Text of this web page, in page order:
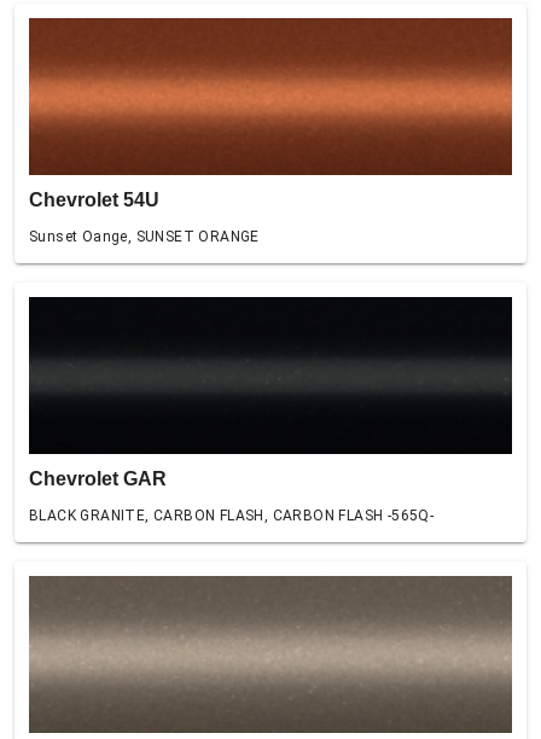
Chevrolet 54U
Sunset Oange, SUNSET ORANGE
Chevrolet GAR
BLACK GRANITE, CARBON FLASH, CARBON FLASH -565Q-